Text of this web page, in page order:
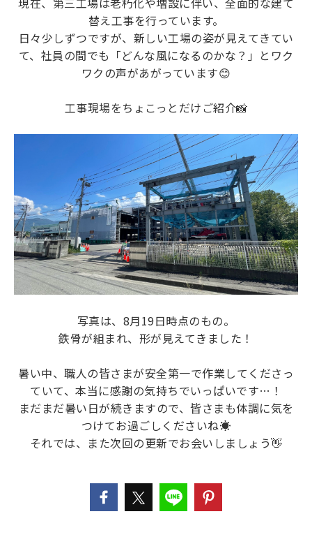
替え工事を行っています。
日々少しずつですが、新しい工場の姿が見えてきてい
て、社員の間でも「どんな風になるのかな？」とワク
ワクの声があがっています😊
工事現場をちょこっとだけご紹介📸
写真は、8月19日時点のもの。
鉄骨が組まれ、形が見えてきました！
暑い中、職人の皆さまが安全第一で作業してくださっ
ていて、本当に感謝の気持ちでいっぱいです…！
まだまだ暑い日が続きますので、皆さまも体調に気を
つけてお過ごしくださいね☀️
それでは、また次回の更新でお会いしましょう👋